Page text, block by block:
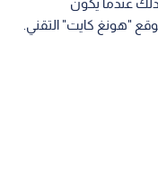
"هونغ كايت" التقني.